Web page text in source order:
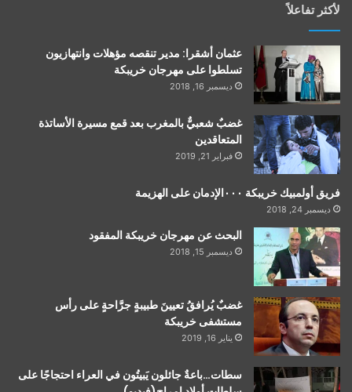
لأكثر تفاعلاً
عثمان أشقرا: مدير تنقصه مؤهلات وانتهازيون
تسلطوا على مهرجان خريبكة
ديسمبر 16, 2018
غضبٌ شعبيٌّ بالمغرب بعد قمع مسيرة الأساتذة
المتعاقدين
فبراير 21, 2019
فريق أولمبيك خريبكة ٠٠٠الإدمان على الهزيمة
ديسمبر 24, 2018
البحث عن مهرجان خريبكة المفقود
ديسمبر 15, 2018
غضبٌ يُرافقُ تعيينَ طبيبةٍ جرَّاحةٍ على رأس
مستشفى خريبكة
يناير 16, 2019
سطات…باعةٌ جائلون يَبيتُون في العراء احتجاجًا على